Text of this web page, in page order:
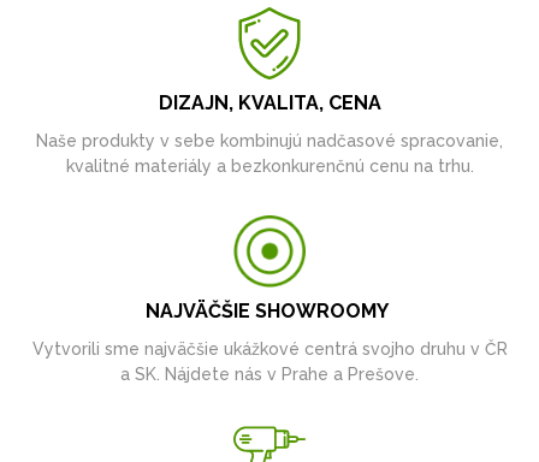
DIZAJN, KVALITA, CENA
Naše produkty v sebe kombinujú nadčasové spracovanie,
kvalitné materiály a bezkonkurenčnú cenu na trhu.
NAJVÄČŠIE SHOWROOMY
Vytvorili sme najväčšie ukážkové centrá svojho druhu v ČR
a SK. Nájdete nás v Prahe a Prešove.